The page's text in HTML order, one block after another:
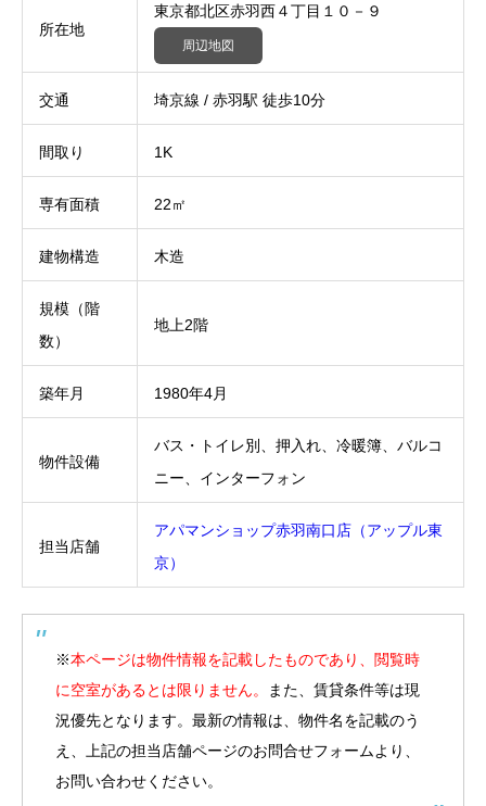
所在地
東京都北区赤羽西４丁目１０－９
周辺地図
交通 埼京線 / 赤羽駅 徒歩10分
間取り 1K
専有面積 22㎡
建物構造 木造
規模（階
数）
地上2階
築年月 1980年4月
物件設備
バス・トイレ別、押入れ、冷暖簿、バルコ
ニー、インターフォン
担当店舗
アパマンショップ赤羽南口店（アップル東
京）
※本ページは物件情報を記載したものであり、閲覧時
に空室があるとは限りません。
また、賃貸条件等は現
況優先となります。最新の情報は、物件名を記載のう
え、上記の担当店舗ページのお問合せフォームより、
お問い合わせください。